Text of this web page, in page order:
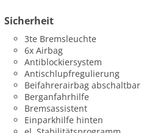
Sicherheit
3te Bremsleuchte
6x Airbag
Antiblockiersystem
Antischlupfregulierung
Beifahrerairbag abschaltbar
Berganfahrhilfe
Bremsassistent
Einparkhilfe hinten